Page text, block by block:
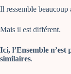
Il ressemble
Mais il est différent.
Ici, l’Ensemble n’est
similaires.